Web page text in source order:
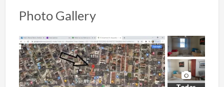
Photo Gallery